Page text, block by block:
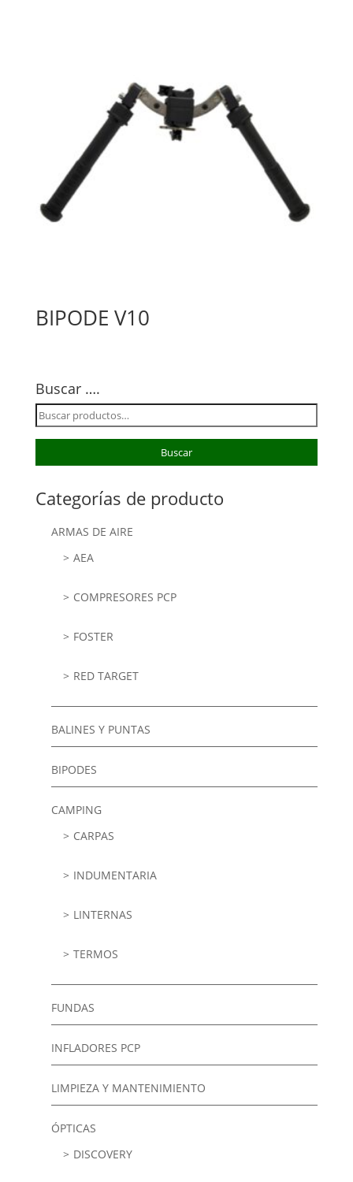
BIPODE V10
Buscar ….
Buscar
por:
Buscar
Categorías de producto
ARMAS DE AIRE
AEA
COMPRESORES PCP
FOSTER
RED TARGET
BALINES Y PUNTAS
BIPODES
CAMPING
CARPAS
INDUMENTARIA
LINTERNAS
TERMOS
FUNDAS
INFLADORES PCP
LIMPIEZA Y MANTENIMIENTO
ÓPTICAS
DISCOVERY